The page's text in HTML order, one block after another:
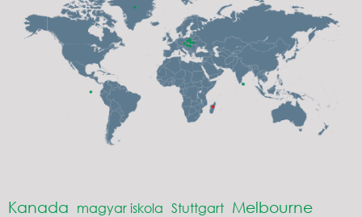
Kanada magyar iskola Stuttgart Melbourne